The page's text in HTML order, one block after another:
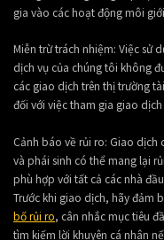
gia vào các hoạt động môi
Miễn trừ trách nhiệm: Việc sử
dịch vụ của chúng tôi không
các giao dịch trên thị trường
đối với việc tham gia giao
Cảnh báo về rủi ro: Giao dịch
và phái sinh có thể mang lại
phù hợp với tất cả các nhà
Trước khi giao dịch, hãy đảm
bố rủi ro, cân nhắc mục tiêu
tìm kiếm lời khuyên cá nhân